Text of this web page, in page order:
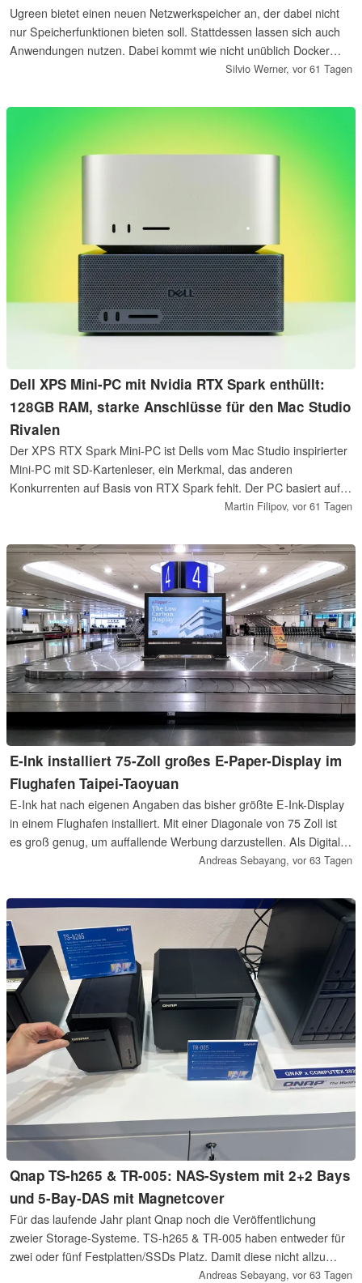
Ugreen bietet einen neuen Netzwerkspeicher an, der dabei nicht
nur Speicherfunktionen bieten soll. Stattdessen lassen sich auch
Anwendungen nutzen. Dabei kommt wie nicht unüblich Docker
zum Zug. Das Ugreen NASync DXP4800 unterstützt einen bis zu
SoC.
Silvio Werner, vor 61 Tagen
Dell XPS Mini-PC mit Nvidia RTX Spark enthüllt:
128GB RAM, starke Anschlüsse für den Mac Studio
Rivalen
Der XPS RTX Spark Mini-PC ist Dells vom Mac Studio inspirierter
Mini-PC mit SD-Kartenleser, ein Merkmal, das anderen
Konkurrenten auf Basis von RTX Spark fehlt. Der PC basiert auf
der skalierbaren Nvidia RTX Spark-Plattform und unterstützt bis zu
Petaflop KI-Rechenleistung.
Martin Filipov, vor 61 Tagen
E-Ink installiert 75-Zoll großes E-Paper-Display im
Flughafen Taipei-Taoyuan
E-Ink hat nach eigenen Angaben das bisher größte E-Ink-Display
in einem Flughafen installiert. Mit einer Diagonale von 75 Zoll ist
es groß genug, um auffallende Werbung darzustellen. Als Digital-
Signage-System ist es aber sehr sparsam.Andreas Sebayang, vor 63 Tagen
Qnap TS-h265 & TR-005: NAS-System mit 2+2 Bays
und 5-Bay-DAS mit Magnetcover
Für das laufende Jahr plant Qnap noch die Veröffentlichung
zweier Storage-Systeme. TS-h265 & TR-005 haben entweder für
zwei oder fünf Festplatten/SSDs Platz. Damit diese nicht allzu
auffällig sind, gibt es ein magnetisch anklemmbares Cover vor den
Andreas Sebayang, vor 63 Tagen